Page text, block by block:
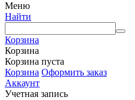
Меню
Найти
Корзина
Корзина
Корзина пуста
Корзина Оформить заказ
Аккаунт
Учетная запись